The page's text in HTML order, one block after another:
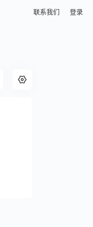
联系我们 登录